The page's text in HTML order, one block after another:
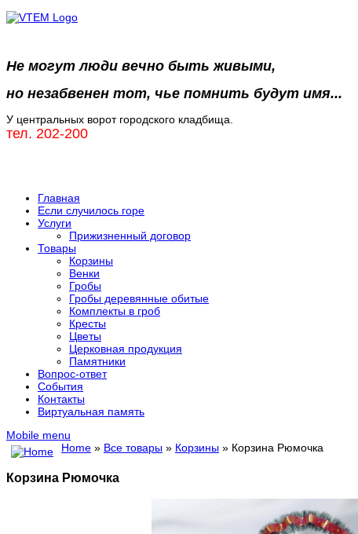
Не могут люди вечно быть живыми,
но незабвенен тот, чье помнить будут имя...
У центральных ворот городского кладбища.
тел. 202-200
Главная
Если случилось горе
Услуги
Прижизненный договор
Товары
Корзины
Венки
Гробы
Гробы деревянные обитые
Комплекты в гроб
Кресты
Цветы
Церковная продукция
Памятники
Вопрос-ответ
События
Контакты
Виртуальная память
Mobile menu
Home » Все товары » Корзины » Корзина Рюмочка
Корзина Рюмочка